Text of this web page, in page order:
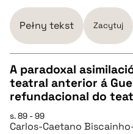
pobierz cytat
BIBTEX
pobierz cytat
Pełny tekst Zacytuj
CZYSTY TEKST
pobierz cytat
A paradoxal
teatral anterior á
refundacional do
s. 89 - 99
Carlos-Caetano